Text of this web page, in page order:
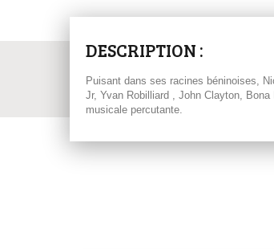
DESCRIPTION :
Puisant dans ses racines béninoises,
Jr, Yvan Robilliard , John Clayton,
musicale percutante.